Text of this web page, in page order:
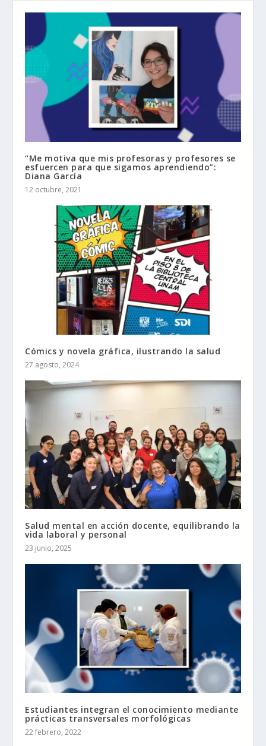
“Me motiva que mis profesoras y profesores se
esfuercen para que sigamos aprendiendo”:
Diana García
12 octubre, 2021
Cómics y novela gráfica, ilustrando la salud
27 agosto, 2024
Salud mental en acción docente, equilibrando la
vida laboral y personal
23 junio, 2025
Estudiantes integran el conocimiento mediante
prácticas transversales morfológicas
22 febrero, 2022